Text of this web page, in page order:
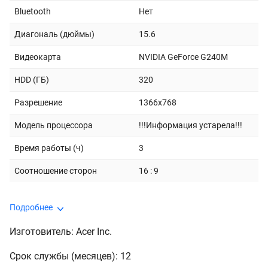
Bluetooth Нет
Диагональ (дюймы) 15.6
Видеокарта NVIDIA GeForce G240M
HDD (ГБ) 320
Разрешение 1366x768
Модель процессора !!!Информация устарела!!!
Время работы (ч) 3
Соотношение сторон 16 : 9
Подробнее
Изготовитель: Acer Inc.
Срок службы (месяцев): 12